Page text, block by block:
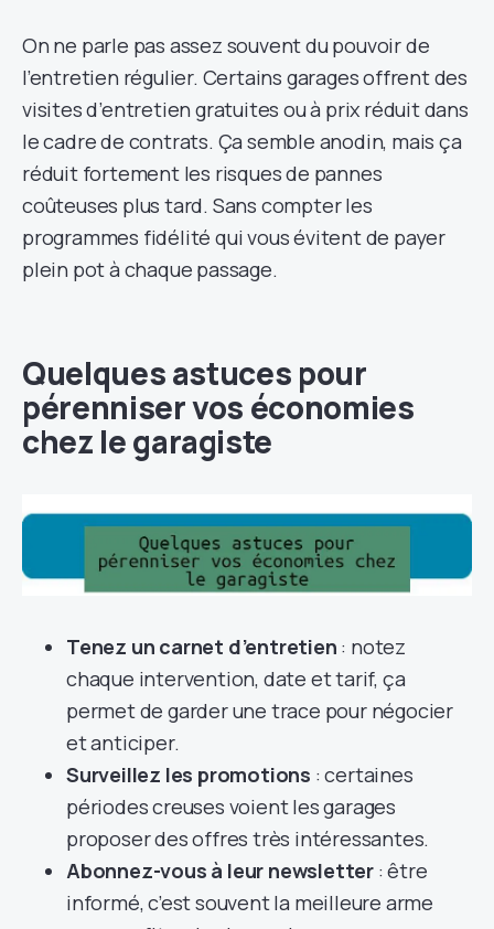
On ne parle pas assez souvent du pouvoir de
l’entretien régulier. Certains garages offrent des
visites d’entretien gratuites ou à prix réduit dans
le cadre de contrats. Ça semble anodin, mais ça
réduit fortement les risques de pannes
coûteuses plus tard. Sans compter les
programmes fidélité qui vous évitent de payer
plein pot à chaque passage.
Quelques astuces pour
pérenniser vos économies
chez le garagiste
Tenez un carnet d’entretien : notez
chaque intervention, date et tarif, ça
permet de garder une trace pour négocier
et anticiper.
Surveillez les promotions : certaines
périodes creuses voient les garages
proposer des offres très intéressantes.
Abonnez-vous à leur newsletter : être
informé, c’est souvent la meilleure arme